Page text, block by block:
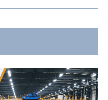
Επισκόπηση των